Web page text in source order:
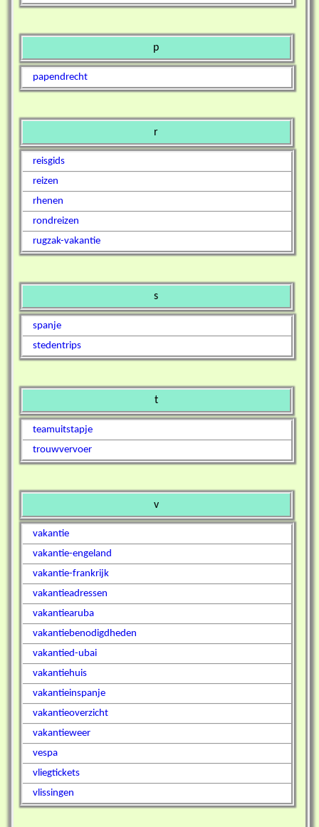
p
papendrecht
r
reisgids
reizen
rhenen
rondreizen
rugzak-vakantie
s
spanje
stedentrips
t
teamuitstapje
trouwvervoer
v
vakantie
vakantie-engeland
vakantie-frankrijk
vakantieadressen
vakantiearuba
vakantiebenodigdheden
vakantied-ubai
vakantiehuis
vakantieinspanje
vakantieoverzicht
vakantieweer
vespa
vliegtickets
vlissingen